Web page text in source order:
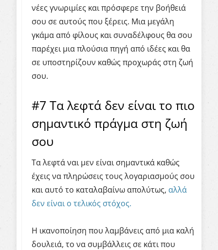
νέες γνωριμίες και πρόσφερε την βοήθειά
σου σε αυτούς που ξέρεις. Μια μεγάλη
γκάμα από φίλους και συναδέλφους θα σου
παρέχει μια πλούσια πηγή από ιδέες και θα
σε υποστηρίζουν καθώς προχωράς στη ζωή
σου.
#7 Τα λεφτά δεν είναι το πιο
σημαντικό πράγμα στη ζωή
σου
Τα λεφτά ναι μεν είναι σημαντικά καθώς
έχεις να πληρώσεις τους λογαριασμούς σου
και αυτό το καταλαβαίνω απολύτως, αλλά
δεν είναι ο τελικός στόχος.
Η ικανοποίηση που λαμβάνεις από μια καλή
δουλειά, το να συμβάλλεις σε κάτι που